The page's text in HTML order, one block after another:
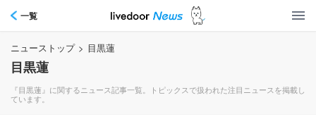
一覧
ニューストップ > 目黒蓮
目黒蓮
『目黒蓮』に関するニュース記事一覧。トピックスで扱われた注目ニュースを掲載し
ています。